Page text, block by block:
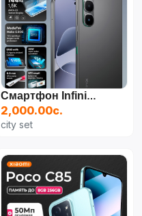
Смартфон Infinix Hot 60 Pro
2,000.00с.
city set